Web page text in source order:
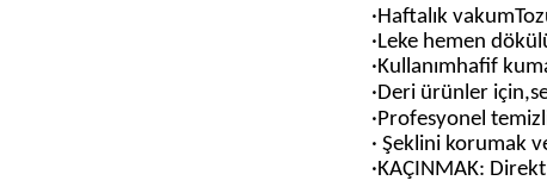
·Haftalık vakum
·Leke hemen
·Kullanımhafif
·Deri ürünler için,
·Profesyonel
· Şeklini korumak
·KAÇINMAK: Direkt